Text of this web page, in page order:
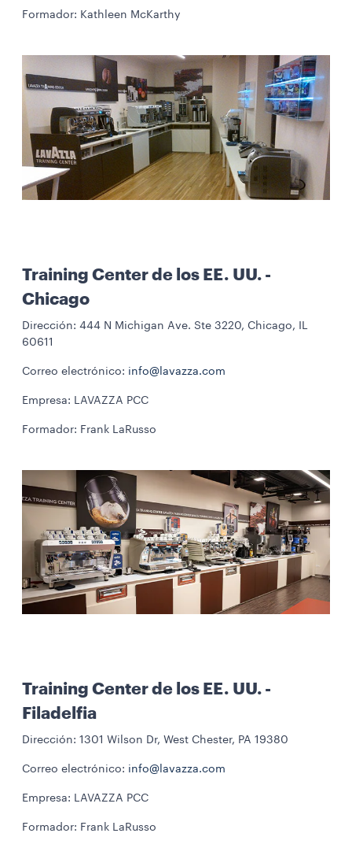
Formador: Kathleen McKarthy
Training Center de los EE. UU. -
Chicago
Dirección: 444 N Michigan Ave. Ste 3220, Chicago, IL
60611
Correo electrónico: info@lavazza.com
Empresa: LAVAZZA PCC
Formador: Frank LaRusso
Training Center de los EE. UU. -
Filadelfia
Dirección: 1301 Wilson Dr, West Chester, PA 19380
Correo electrónico: info@lavazza.com
Empresa: LAVAZZA PCC
Formador: Frank LaRusso